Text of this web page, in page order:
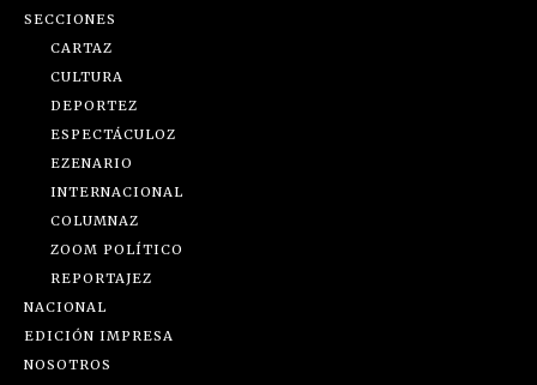
SECCIONES
CARTAZ
CULTURA
DEPORTEZ
ESPECTÁCULOZ
EZENARIO
INTERNACIONAL
COLUMNAZ
ZOOM POLÍTICO
REPORTAJEZ
NACIONAL
EDICIÓN IMPRESA
NOSOTROS